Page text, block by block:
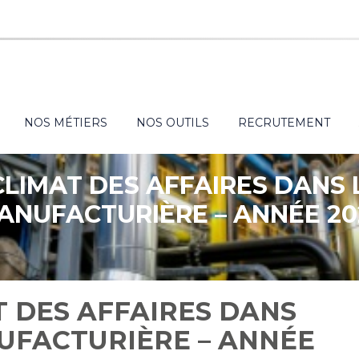
NOS MÉTIERS NOS OUTILS RECRUTEMENT
DES AFFAIRES DANS
– ANNÉE
AFFAIRES DANS
– ANNÉE